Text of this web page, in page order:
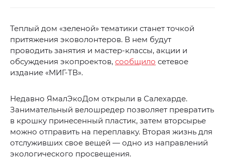
Теплый дом «зеленой» тематики станет точкой
притяжения эковолонтеров. В нем будут
проводить занятия и мастер-классы, акции и
обсуждения экопроектов, сообщило сетевое
издание «МИГ-ТВ».
Недавно ЯмалЭкоДом открыли в Салехарде.
Занимательный велошредер позволяет превратить
в крошку принесенный пластик, затем вторсырье
можно отправить на переплавку. Вторая жизнь для
отслуживших свое вещей — одно из направлений
экологического просвещения.